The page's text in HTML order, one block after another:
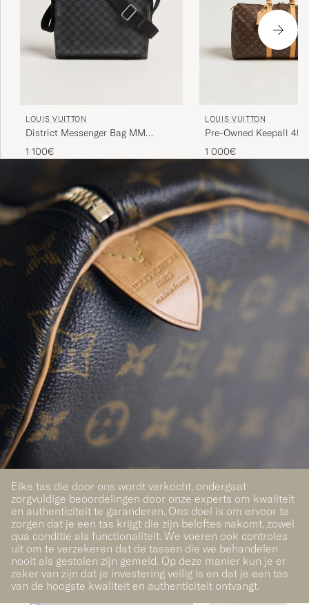
LOUIS VUITTON
District Messenger Bag MM
Damier Graphite
1 100€
LOUIS VUITTON
Pre-Owned Keepall 45
1 000€
Elke tas die door ons wordt verkocht, ondergaat
zorgvuldige beoordelingen door onze experts om kwaliteit
en authenticiteit te garanderen. Ons doel is om ervoor te
zorgen dat je een tas krijgt die zijn beloftes nakomt, zowel
qua conditie als functionaliteit. We voeren ook controles
uit om te verzekeren dat de tassen die we behandelen
nooit als gestolen zijn gemeld. Op deze manier kun je er
zeker van zijn dat je investering veilig is en dat je een tas
van de hoogste kwaliteit en authenticiteit ontvangt.